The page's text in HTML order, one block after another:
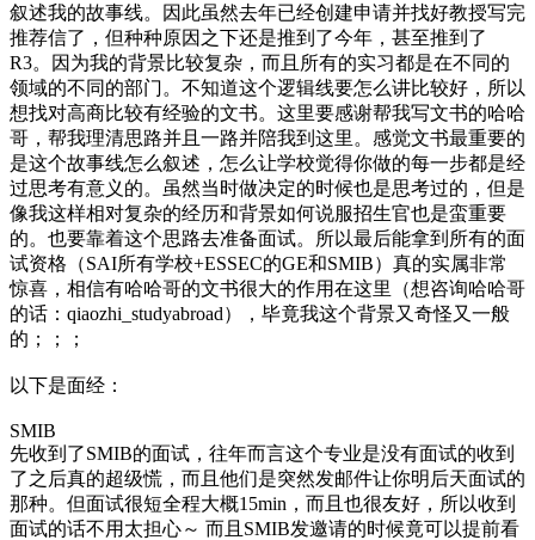
叙述我的故事线。因此虽然去年已经创建申请并找好教授写完
推荐信了，但种种原因之下还是推到了今年，甚至推到了
R3。因为我的背景比较复杂，而且所有的实习都是在不同的
领域的不同的部门。不知道这个逻辑线要怎么讲比较好，所以
想找对高商比较有经验的文书。这里要感谢帮我写文书的哈哈
哥，帮我理清思路并且一路并陪我到这里。感觉文书最重要的
是这个故事线怎么叙述，怎么让学校觉得你做的每一步都是经
过思考有意义的。虽然当时做决定的时候也是思考过的，但是
像我这样相对复杂的经历和背景如何说服招生官也是蛮重要
的。也要靠着这个思路去准备面试。所以最后能拿到所有的面
试资格（SAI所有学校+ESSEC的GE和SMIB）真的实属非常
惊喜，相信有哈哈哥的文书很大的作用在这里（想咨询哈哈哥
的话：qiaozhi_studyabroad），毕竟我这个背景又奇怪又一般
的；；；
以下是面经：
SMIB
先收到了SMIB的面试，往年而言这个专业是没有面试的收到
了之后真的超级慌，而且他们是突然发邮件让你明后天面试的
那种。但面试很短全程大概15min，而且也很友好，所以收到
面试的话不用太担心～ 而且SMIB发邀请的时候竟可以提前看